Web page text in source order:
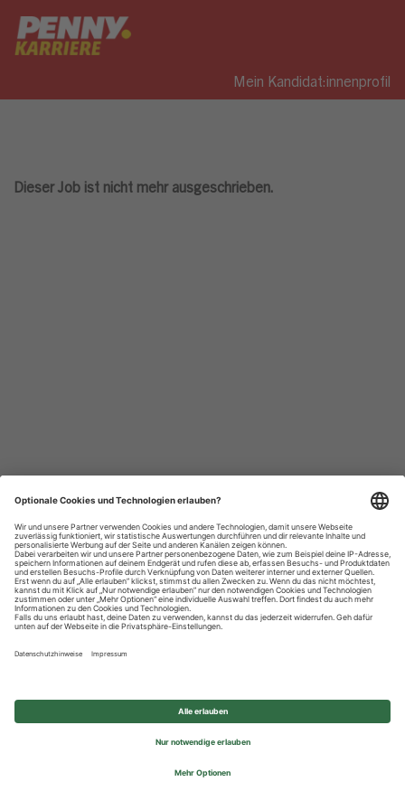
Mein Kandidat:innenprofil
Dieser Job ist nicht mehr ausgeschrieben.
Datenschutzhinweise
Impressum
Privatsphäre-Einstellungen
© 2026 REWE Group - All rights reserved